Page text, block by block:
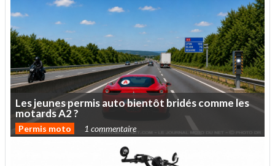
Lesjeunespermisautobientôt bridéscommeles
motardsA2?
Permis moto 1 commentaire